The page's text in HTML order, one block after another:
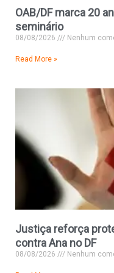
OAB/DF marca 20
seminário
08/08/2026 Nenhum
Read More »
Justiça reforça
contra Ana no DF
08/08/2026 Nenhum